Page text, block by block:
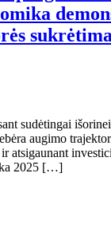
sudėtingai
augimo
atsigaunant
2025 […]